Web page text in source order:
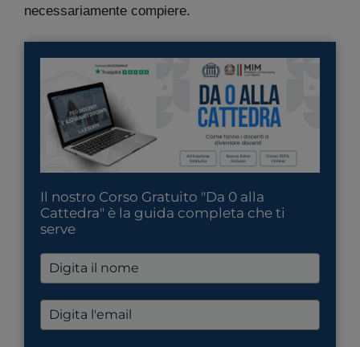
necessariamente compiere.
Il nostro Corso Gratuito "Da 0 alla
Cattedra" è la guida completa che ti
serve